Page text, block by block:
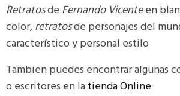
Retratosde Fernando Vicenteen
color,retratosde personajes del
característico y personal estilo
Tambien puedes encontrar algunas
o escritores en latienda Online